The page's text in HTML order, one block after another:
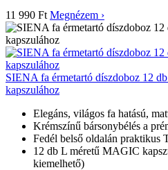
11 990 Ft Megnézem ›
SIENA fa érmetartó díszdoboz 12
kapszulához
Elegáns, világos fa hatású,
Krémszínű bársonybélés a
Fedél belső oldalán praktikus
12 db L méretű MAGIC
kiemelhető)